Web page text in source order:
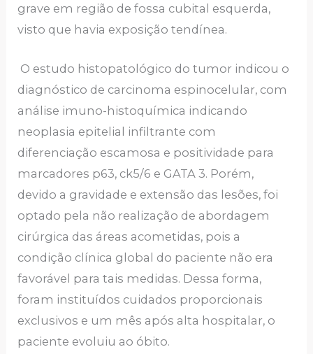
grave em região de fossa cubital esquerda,
visto que havia exposição tendínea.
O estudo histopatológico do tumor indicou o
diagnóstico de carcinoma espinocelular, com
análise imuno-histoquímica indicando
neoplasia epitelial infiltrante com
diferenciação escamosa e positividade para
marcadores p63, ck5/6 e GATA 3. Porém,
devido a gravidade e extensão das lesões, foi
optado pela não realização de abordagem
cirúrgica das áreas acometidas, pois a
condição clínica global do paciente não era
favorável para tais medidas. Dessa forma,
foram instituídos cuidados proporcionais
exclusivos e um mês após alta hospitalar, o
paciente evoluiu ao óbito.